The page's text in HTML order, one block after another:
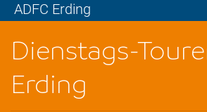
ADFC Erding
Dienstags-
Erding